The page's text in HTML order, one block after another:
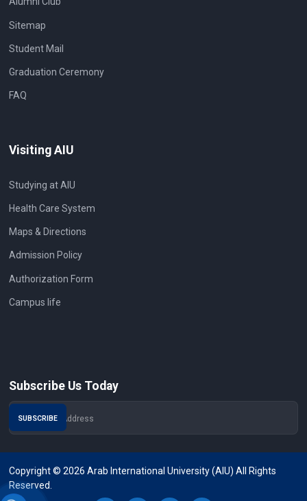
Sitemap
Student Mail
Graduation Ceremony
FAQ
Visiting AIU
Studying at AIU
Health Care System
Maps & Directions
Admission Policy
Authorization Form
Campus life
Subscribe Us Today
Copyright © 2026 Arab International University (AIU) All Rights
Reserved.